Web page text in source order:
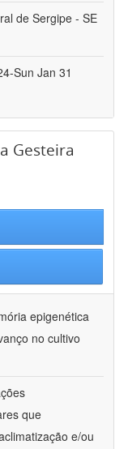
de Sergipe - SE
Sun Jan 31
Gesteira
epigenética
no cultivo
que
e/ou